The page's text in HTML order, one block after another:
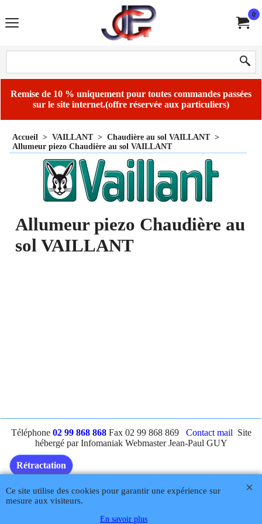
0
Remise de 10 % uniquement pour toutes commandes passées
sur le site internet.(offre réservée aux particuliers)
Accueil > VAILLANT> Chaudière au sol VAILLANT>
Allumeur piezo Chaudière au sol VAILLANT
Allumeur piezo Chaudière au
sol VAILLANT
Téléphone 02 99 868 868Fax 02 99 868 869 Contact mail Site
hébergé par Infomaniak Webmaster Jean-Paul GUY
Rétractation
avec le logiciel
Ce site utilise des cookies pour garantir une expérience sur
mesure aux visiteurs.
En savoir plus